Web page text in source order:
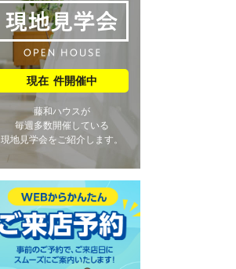
件開催中
藤和ハウスが
毎週多数開催している
現地見学会をご紹介します。